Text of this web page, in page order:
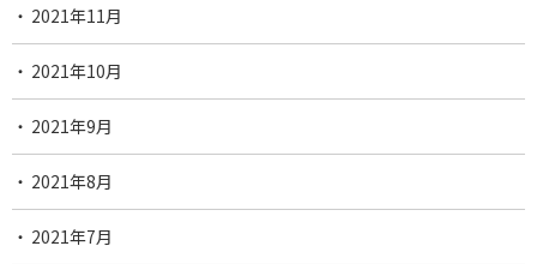
2021年11月
2021年10月
2021年9月
2021年8月
2021年7月